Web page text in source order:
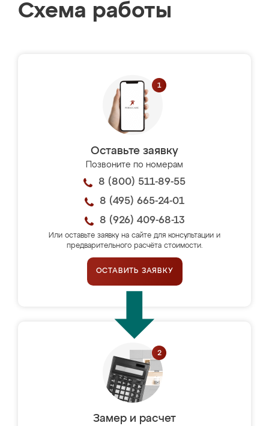
Схема работы
Оставьте заявку
Позвоните по номерам
8 (800) 511-89-55
8 (495) 665-24-01
8 (926) 409-68-13
Или оставьте заявку на сайте для консультации и
предварительного расчёта стоимости.
ОСТАВИТЬ ЗАЯВКУ
Замер и расчет